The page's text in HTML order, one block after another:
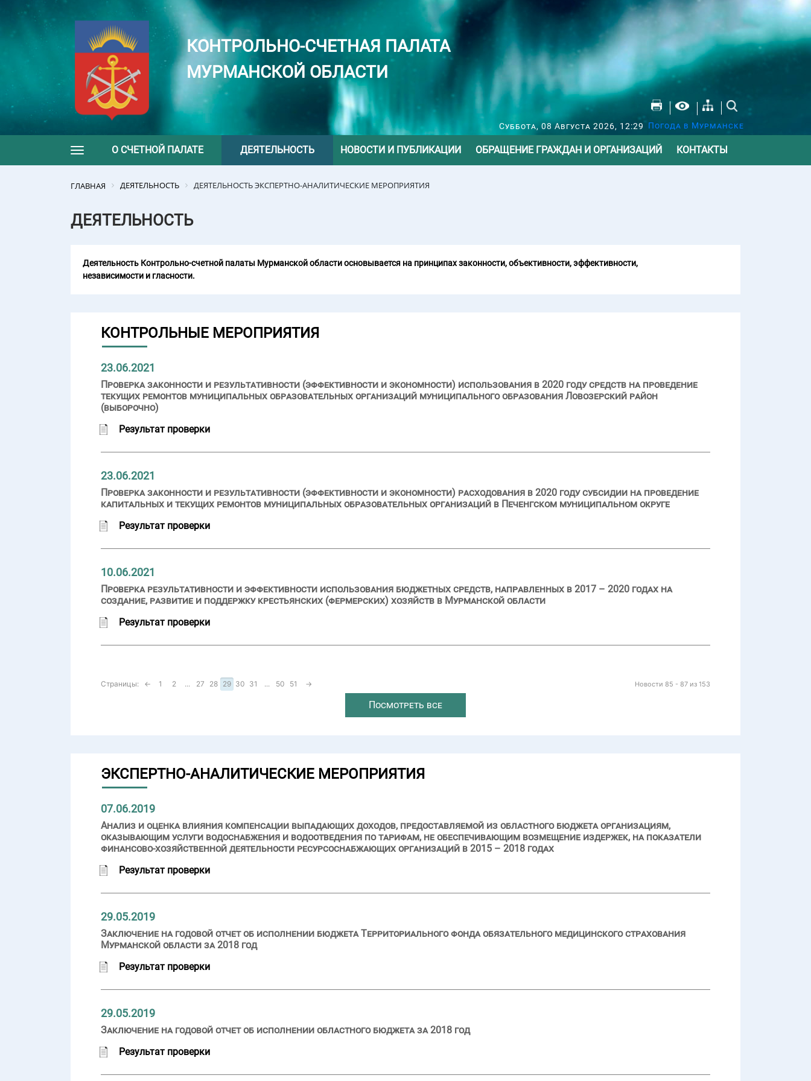
КОНТРОЛЬНО-СЧЕТНАЯ ПАЛАТА
МУРМАНСКОЙ ОБЛАСТИ
Суббота, 08 Августа 2026, 12:29 Погода в Мурманске
Toggle navigation
О СЧЕТНОЙ ПАЛАТЕ ДЕЯТЕЛЬНОСТЬ НОВОСТИ И ПУБЛИКАЦИИ ОБРАЩЕНИЕ ГРАЖДАН И ОРГАНИЗАЦИЙ КОНТАКТЫ
ГЛАВНАЯ ДЕЯТЕЛЬНОСТЬ ДЕЯТЕЛЬНОСТЬ ЭКСПЕРТНО-АНАЛИТИЧЕСКИЕ МЕРОПРИЯТИЯ
ДЕЯТЕЛЬНОСТЬ
Деятельность Контрольно-счетной палаты Мурманской области основывается на принципах законности, объективности, эффективности,
независимости и гласности.
КОНТРОЛЬНЫЕ МЕРОПРИЯТИЯ
23.06.2021
Проверка законности и результативности (эффективности и экономности) использования в 2020 году средств на проведение
текущих ремонтов муниципальных образовательных организаций муниципального образования Ловозерский район
(выборочно)
Результат проверки
23.06.2021
Проверка законности и результативности (эффективности и экономности) расходования в 2020 году субсидии на проведение
капитальных и текущих ремонтов муниципальных образовательных организаций в Печенгском муниципальном округе
Результат проверки
10.06.2021
Проверка результативности и эффективности использования бюджетных средств, направленных в 2017 – 2020 годах на
создание, развитие и поддержку крестьянских (фермерских) хозяйств в Мурманской области
Результат проверки
Новости 85 - 87 из 153
Страницы: ← 1 2 ... 27 28 29 30 31 ... 50 51 →
Посмотреть все
ЭКСПЕРТНО-АНАЛИТИЧЕСКИЕ МЕРОПРИЯТИЯ
07.06.2019
Анализ и оценка влияния компенсации выпадающих доходов, предоставляемой из областного бюджета организациям,
оказывающим услуги водоснабжения и водоотведения по тарифам, не обеспечивающим возмещение издержек, на показатели
финансово-хозяйственной деятельности ресурсоснабжающих организаций в 2015 – 2018 годах
Результат проверки
29.05.2019
Заключение на годовой отчет об исполнении бюджета Территориального фонда обязательного медицинского страхования
Мурманской области за 2018 год
Результат проверки
29.05.2019
Заключение на годовой отчет об исполнении областного бюджета за 2018 год
Результат проверки